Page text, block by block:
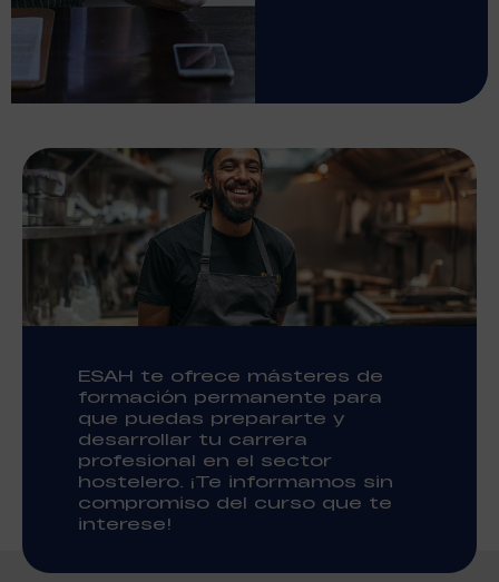
ESAH te ofrece másteres de
formación permanente para
que puedas prepararte y
desarrollar tu carrera
profesional en el sector
hostelero. ¡Te informamos sin
compromiso del curso que te
interese!